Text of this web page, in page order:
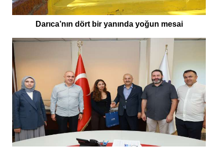
Darıca’nın dört bir yanında yoğun mesai